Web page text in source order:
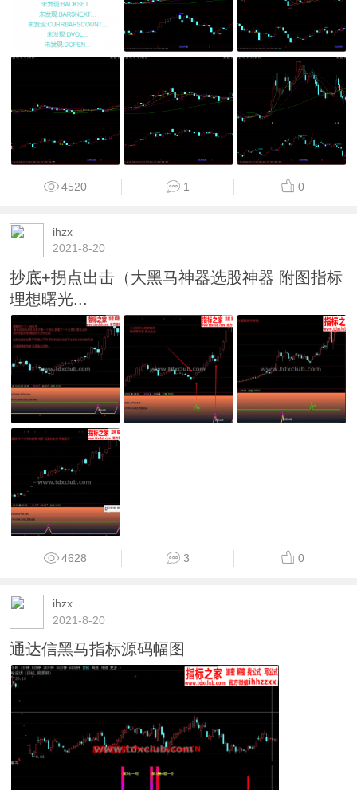
4520 1 0
ihzx
2021-8-20
抄底+拐点出击（大黑马神器选股神器 附图指标
理想曙光...
4628 3 0
ihzx
2021-8-20
通达信黑马指标源码幅图